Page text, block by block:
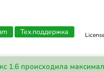
Тех.поддержка
1.6 происходила